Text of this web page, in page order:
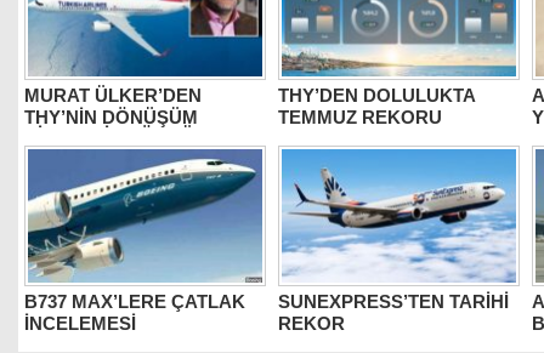
MURAT ÜLKER’DEN
THY’NİN DÖNÜŞÜM
THY’DEN DOLULUKTA
TEMMUZ REKORU
B737 MAX’LERE ÇATLAK
İNCELEMESİ
SUNEXPRESS’TEN TARİHİ
REKOR